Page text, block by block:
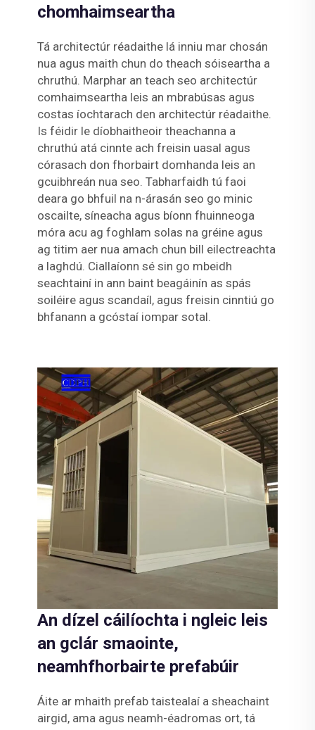
chomhaimseartha
Tá architectúr réadaithe lá inniu mar chosán
nua agus maith chun do theach sóiseartha a
chruthú. Marphar an teach seo architectúr
comhaimseartha leis an mbrabúsas agus
costas íochtarach den architectúr réadaithe.
Is féidir le díobhaitheoir theachanna a
chruthú atá cinnte ach freisin uasal agus
córasach don fhorbairt domhanda leis an
gcuibhreán nua seo. Tabharfaidh tú faoi
deara go bhfuil na n-árasán seo go minic
oscailte, síneacha agus bíonn fhuinneoga
móra acu ag foghlam solas na gréine agus
ag titim aer nua amach chun bill eilectreachta
a laghdú. Ciallaíonn sé sin go mbeidh
seachtainí in ann baint beagáinín as spás
soiléire agus scandaíl, agus freisin cinntiú go
bhfanann a gcóstaí iompar sotal.
An dízel cáilíochta i ngleic leis
an gclár smaointe,
neamhfhorbairte prefabúir
Áite ar mhaith prefab taistealaí a sheachaint
airgid, ama agus neamh-éadromas ort, tá